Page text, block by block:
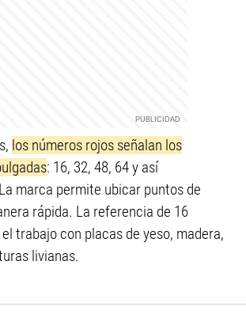
los números rojos señalan los
: 16, 32, 48, 64 y así
marca permite ubicar puntos de
rápida. La referencia de 16
trabajo con placas de yeso, madera,
livianas.